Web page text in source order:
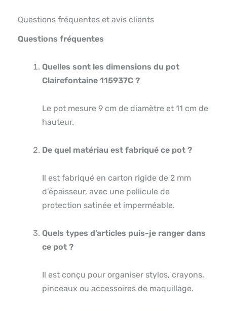
Questions fréquentes et avis clients
Questions fréquentes
Quelles sont les dimensions du pot
Clairefontaine 115937C ?
Le pot mesure 9 cm de diamètre et 11 cm de
hauteur.
De quel matériau est fabriqué ce pot ?
Il est fabriqué en carton rigide de 2 mm
d’épaisseur, avec une pellicule de
protection satinée et imperméable.
Quels types d’articles puis-je ranger dans
ce pot ?
Il est conçu pour organiser stylos, crayons,
pinceaux ou accessoires de maquillage.